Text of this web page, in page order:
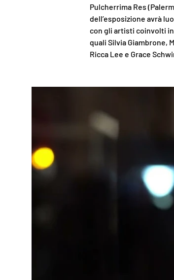
Pulcherrima Res
dell’esposizione avrà
con gli artisti coinvolti in
quali Silvia Giambrone,
Ricca Lee e Grace